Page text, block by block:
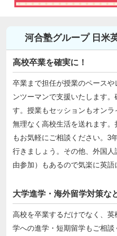
河合塾グループ 日米
高校卒業を確実に！
卒業まで担任が授業のペース
ンツーマンで支援いたします
す。授業もセッションもオン
無理なく高校生活を送れます
もお気軽にご相談ください。3
行きましょう。その他、外国
由参加）もあるので気楽に英語
大学進学・海外留学対策な
高校を卒業するだけでなく、
学への進学・短期留学もご相